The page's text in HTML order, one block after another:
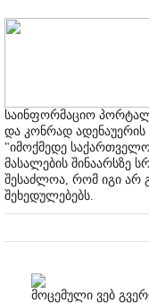
საინფორმაციო
და კონრად
"იმოქმედე
მასალების შინაარსზე
შესაძლოა, რომ იგი არ
შეხედულებებს.
მოცემული ვებ